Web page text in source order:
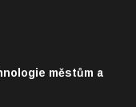
městům a